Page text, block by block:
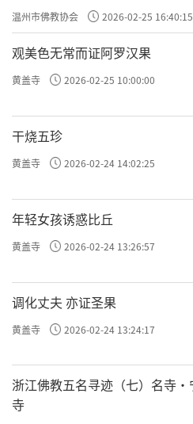
温州市佛教协会 2026-02-25 16:40:15
观美色无常而证阿罗汉果
黄盖寺 2026-02-25 10:00:00
干烧五珍
黄盖寺 2026-02-24 14:02:25
年轻女孩诱惑比丘
黄盖寺 2026-02-24 13:26:57
调化丈夫 亦证圣果
黄盖寺 2026-02-24 13:24:17
浙江佛教五名寻迹（七）名寺·
寺